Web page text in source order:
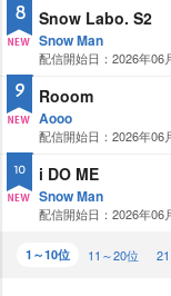
W8
W
Snow Labo. S2
Snow Man
配信開始日：2026年06
9
W
Rooom
Aooo
配信開始日：2026年06
10 i DO ME
Snow Man
配信開始日：2026年06
1～10位 11～20位